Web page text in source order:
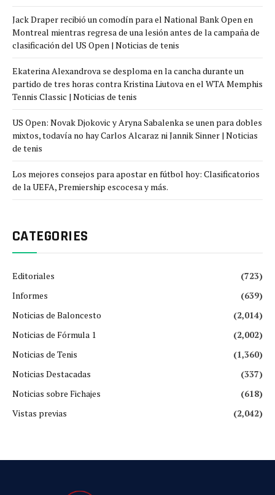
Jack Draper recibió un comodín para el National Bank Open en
Montreal mientras regresa de una lesión antes de la campaña de
clasificación del US Open | Noticias de tenis
Ekaterina Alexandrova se desploma en la cancha durante un
partido de tres horas contra Kristina Liutova en el WTA Memphis
Tennis Classic | Noticias de tenis
US Open: Novak Djokovic y Aryna Sabalenka se unen para dobles
mixtos, todavía no hay Carlos Alcaraz ni Jannik Sinner | Noticias
de tenis
Los mejores consejos para apostar en fútbol hoy: Clasificatorios
de la UEFA, Premiership escocesa y más.
CATEGORIES
Editoriales
(723)
Informes
(639)
Noticias de Baloncesto
(2,014)
Noticias de Fórmula 1
(2,002)
Noticias de Tenis
(1,360)
Noticias Destacadas
(337)
Noticias sobre Fichajes
(618)
Vistas previas
(2,042)